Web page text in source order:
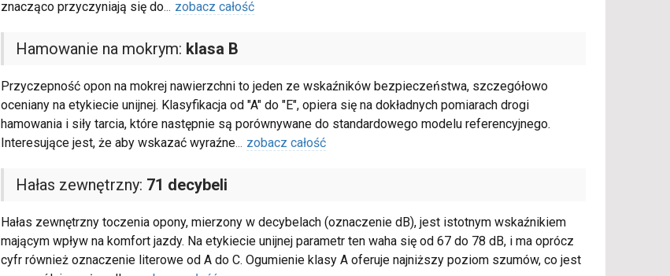
znacząco przyczyniają się do... zobacz całość
Hamowanie na mokrym: klasa B
Przyczepność opon na mokrej nawierzchni to jeden ze wskaźników bezpieczeństwa, szczegółowo
oceniany na etykiecie unijnej. Klasyfikacja od "A" do "E", opiera się na dokładnych pomiarach drogi
hamowania i siły tarcia, które następnie są porównywane do standardowego modelu referencyjnego.
Interesujące jest, że aby wskazać wyraźne... zobacz całość
Hałas zewnętrzny: 71 decybeli
Hałas zewnętrzny toczenia opony, mierzony w decybelach (oznaczenie dB), jest istotnym wskaźnikiem
mającym wpływ na komfort jazdy. Na etykiecie unijnej parametr ten waha się od 67 do 78 dB, i ma oprócz
cyfr również oznaczenie literowe od A do C. Ogumienie klasy A oferuje najniższy poziom szumów, co jest